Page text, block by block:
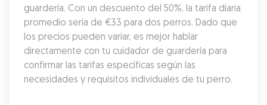
guardería. Con un descuento del 50%, la tarifa diaria
promedio sería de €33 para dos perros. Dado que
los precios pueden variar, es mejor hablar
directamente con tu cuidador de guardería para
confirmar las tarifas específicas según las
necesidades y requisitos individuales de tu perro.